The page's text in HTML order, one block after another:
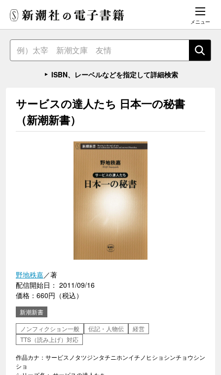
メニュー
ISBN、レーベルなどを指定して詳細検索
サービスの達人たち 日本一の秘書
（新潮新書）
野地秩嘉／著
配信開始日： 2011/09/16
価格：660円（税込）
新潮新書
ノンフィクション一般
伝記・人物伝
経営
TTS（読み上げ）対応
作品カナ：サービスノタツジンタチニホンイチノヒショシンチョウシン
ショ